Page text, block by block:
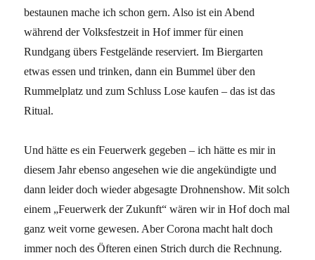
bestaunen mache ich schon gern. Also ist ein Abend
während der Volksfestzeit in Hof immer für einen
Rundgang übers Festgelände reserviert. Im Biergarten
etwas essen und trinken, dann ein Bummel über den
Rummelplatz und zum Schluss Lose kaufen – das ist das
Ritual.
Und hätte es ein Feuerwerk gegeben – ich hätte es mir in
diesem Jahr ebenso angesehen wie die angekündigte und
dann leider doch wieder abgesagte Drohnenshow. Mit solch
einem „Feuerwerk der Zukunft“ wären wir in Hof doch mal
ganz weit vorne gewesen. Aber Corona macht halt doch
immer noch des Öfteren einen Strich durch die Rechnung.